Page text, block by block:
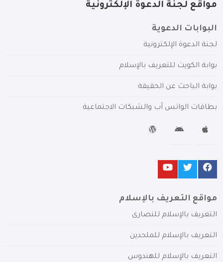
مواقع لجنة الدعوة الإلكترونية
البوابات الدعوية
لجنة الدعوة الإلكترونية
بوابة الكويت للتعريف بالإسلام
بوابة الباحث عن الحقيقة
بطاقات الواتس آب والشبكات الاجتماعية
مواقع التعريف بالإسلام
التعريف بالإسلام للنصارى
التعريف بالإسلام للملحدين
التعريف بالإسلام للهندوس